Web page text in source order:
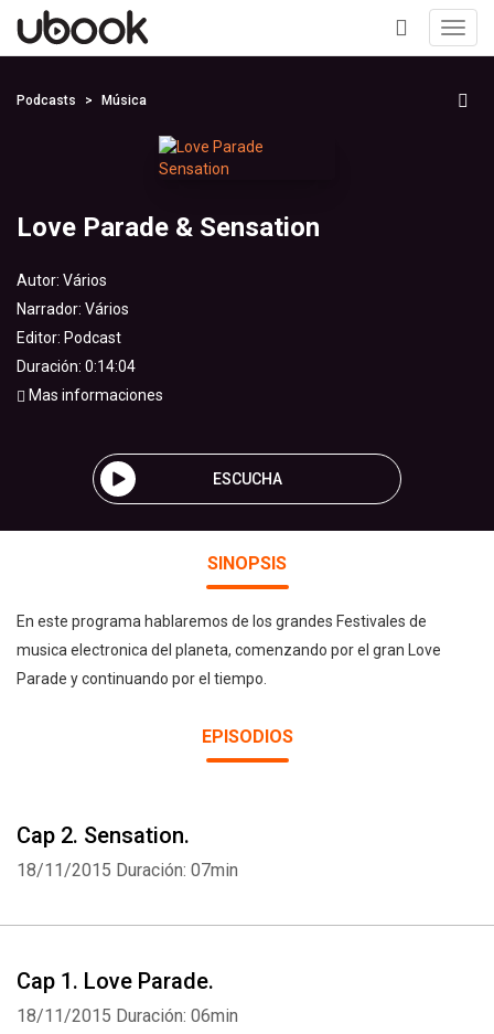
+
Podcasts Música
Love Parade & Sensation
Autor: Vários
Narrador: Vários
Editor: Podcast
Duración: 0:14:04
Mas informaciones
ESCUCHA
SINOPSIS
En este programa hablaremos de los grandes Festivales de
musica electronica del planeta, comenzando por el gran Love
Parade y continuando por el tiempo.
EPISODIOS
Cap 2. Sensation.
18/11/2015 Duración: 07min
Cap 1. Love Parade.
18/11/2015 Duración: 06min